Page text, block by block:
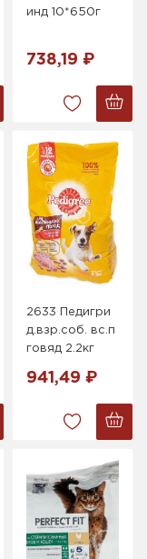
инд 10*650г
738,19 ₽
2633 Педигри
д.взр.соб. вс.п
говяд 2.2кг
941,49 ₽